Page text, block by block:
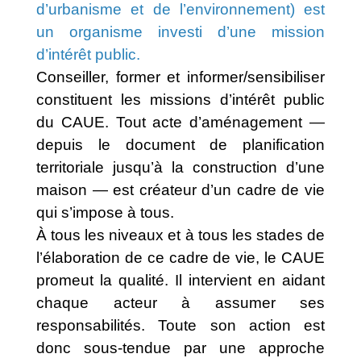
d’urbanisme et de l’environnement) est
un organisme investi d’une mission
d’intérêt public.
Conseiller, former et informer/sensibiliser
constituent les missions d’intérêt public
du CAUE. Tout acte d’aménagement —
depuis le document de planification
territoriale jusqu’à la construction d’une
maison — est créateur d’un cadre de vie
qui s’impose à tous.
À tous les niveaux et à tous les stades de
l’élaboration de ce cadre de vie, le CAUE
promeut la qualité. Il intervient en aidant
chaque acteur à assumer ses
responsabilités. Toute son action est
donc sous-tendue par une approche